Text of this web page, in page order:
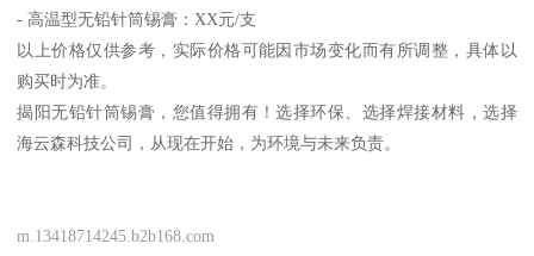
- 高温型无铅针筒锡膏：XX元/支
以上价格仅供参考，实际价格可能因市场变化而有所调整，具体以
购买时为准。
揭阳无铅针筒锡膏，您值得拥有！选择环保、选择焊接材料，选择
海云森科技公司，从现在开始，为环境与未来负责。
m.13418714245.b2b168.com